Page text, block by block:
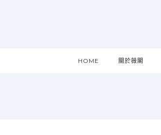
HOME 關於薇閣